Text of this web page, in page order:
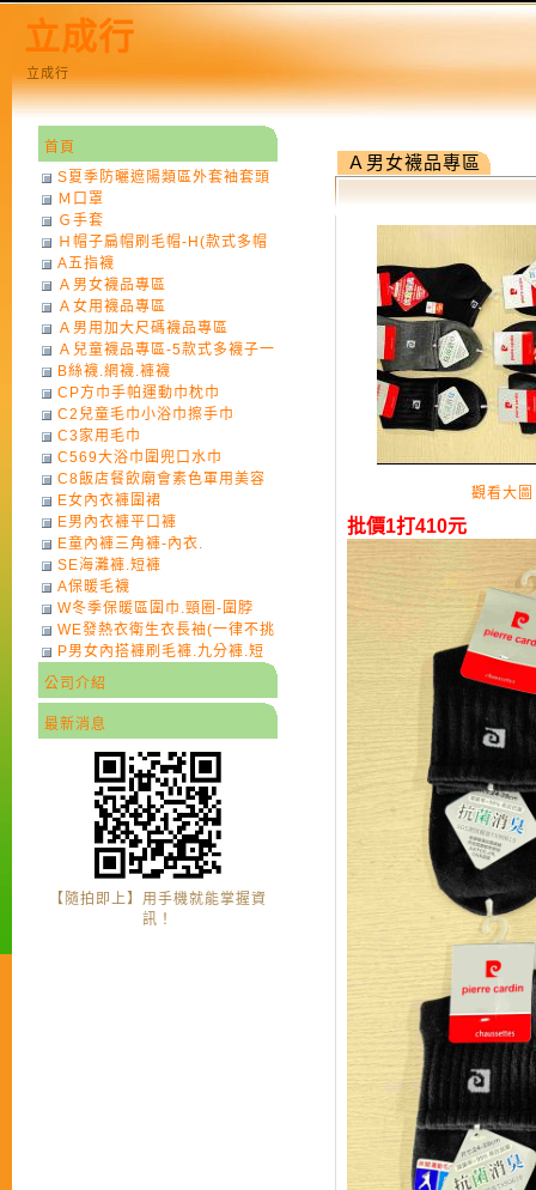
立成行
立成行
Ａ男女襪品專區
觀看大圖
批價1打410元
首頁
S夏季防曬遮陽類區外套袖套頭
巾
Ｍ口罩
Ｇ手套
Ｈ帽子扁帽刷毛帽-H(款式多帽
子一律不挑色)
A五指襪
Ａ男女襪品專區
Ａ女用襪品專區
Ａ男用加大尺碼襪品專區
Ａ兒童襪品專區-5款式多襪子一
律不挑款式花色)
B絲襪.網襪.褲襪
CP方巾手帕運動巾枕巾
C2兒童毛巾小浴巾擦手巾
C3家用毛巾
C569大浴巾圍兜口水巾
C8飯店餐飲廟會素色軍用美容
巾
E女內衣褲圍裙
E男內衣褲平口褲
E童內褲三角褲-內衣.
SE海灘褲.短褲
A保暖毛襪
W冬季保暖區圍巾.頸圈-圍脖
WE發熱衣衛生衣長袖(一律不挑
色)-7
P男女內搭褲刷毛褲.九分褲.短
褲
公司介紹
最新消息
【隨拍即上】用手機就能掌握資
訊！